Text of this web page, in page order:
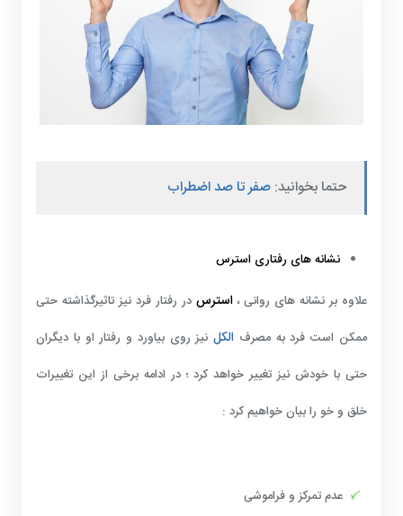
حتما بخوانید: صفر تا صد اضطراب
نشانه های رفتاری استرس
علاوه بر نشانه های روانی ،استرسدر رفتار فرد نیز تاثیرگذاشته حتی
ممکن است فرد به مصرف الکلنیز روی بیاورد و رفتار او با دیگران
حتی با خودش نیز تغییر خواهد کرد ؛ در ادامه برخی از این تغییرات
خلق و خو را بیان خواهیم کرد :
عدم تمرکز و فراموشی